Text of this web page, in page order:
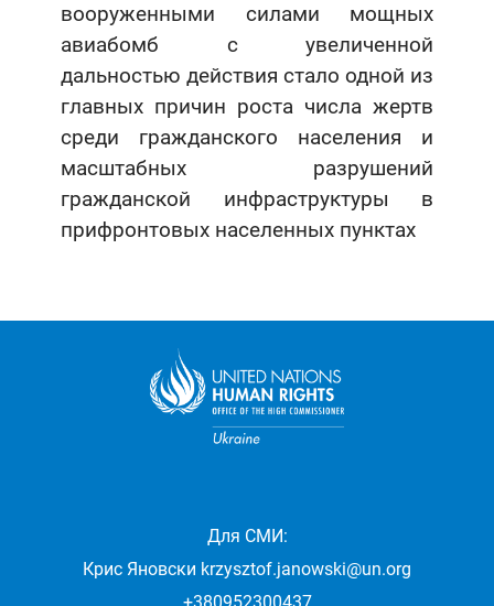
вооруженными силами мощных
авиабомб с увеличенной
дальностью действия стало одной из
главных причин роста числа жертв
среди гражданского населения и
масштабных разрушений
гражданской инфраструктуры в
прифронтовых населенных пунктах
Для СМИ:
Крис Яновски krzysztof.janowski@un.org